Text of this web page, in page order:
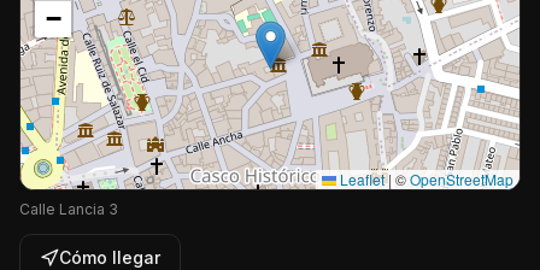
−
Leaflet | ©OpenStreetMap
Calle Lancia 3
Cómo llegar